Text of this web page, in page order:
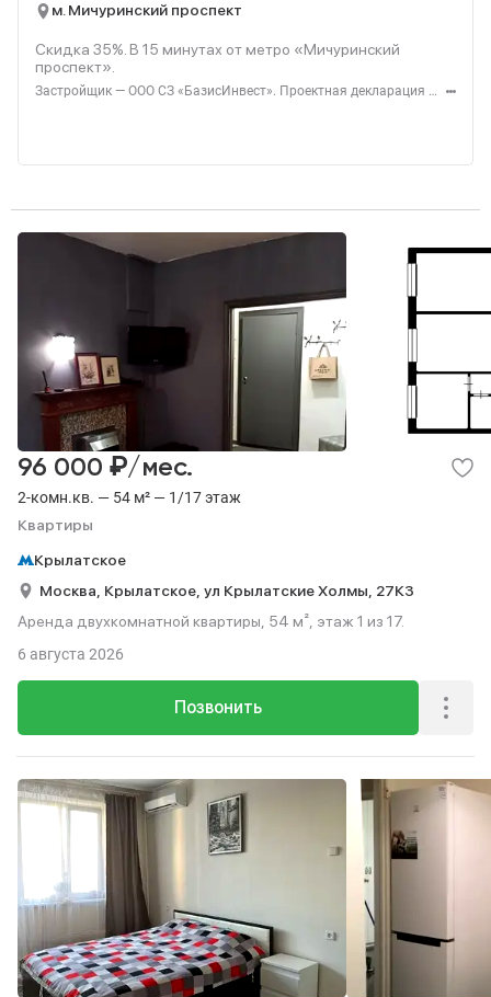
м. Мичуринский проспект
Скидка 35%. В 15 минутах от метро «Мичуринский
проспект».
Застройщик — ООО СЗ «БазисИнвест». Проектная декларация — наш.дом.рф. Акция до 31.08.2026. Не оферта. Подробности — level.ru
2-комн.кв. — 54 м² — 1/17 этаж
Квартиры
96 000 ₽/мес.
Крылатское
Москва, Крылатское, ул Крылатские Холмы, 27К3
Аренда двухкомнатной квартиры, 54 м², этаж 1 из 17.
Позвонить
6 августа 2026